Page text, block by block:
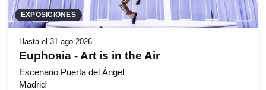
EXPOSICIONES
Hasta el 31 ago 2026
Euphoяia - Art is in the Air
Escenario Puerta del Ángel
Madrid